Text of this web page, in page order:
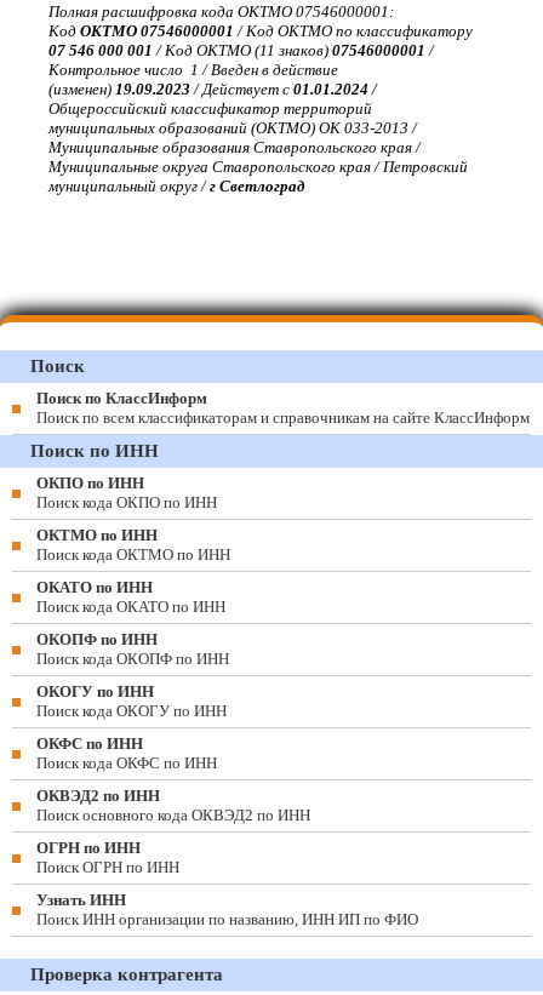
Полная расшифровка кода ОКТМО 07546000001:
Код ОКТМО 07546000001 / Код ОКТМО по классификатору
07 546 000 001 / Код ОКТМО (11 знаков) 07546000001 /
Контрольное число 1 / Введен в действие
(изменен) 19.09.2023 / Действует с 01.01.2024 /
Общероссийский классификатор территорий
муниципальных образований (ОКТМО) ОК 033-2013 /
Муниципальные образования Ставропольского края /
Муниципальные округа Ставропольского края / Петровский
муниципальный округ /г Светлоград
Поиск
Поиск по КлассИнформ
Поиск по всем классификаторам и справочникам на сайте КлассИнформ
Поиск по ИНН
ОКПО по ИНН
Поиск кода ОКПО по ИНН
ОКТМО по ИНН
Поиск кода ОКТМО по ИНН
ОКАТО по ИНН
Поиск кода ОКАТО по ИНН
ОКОПФ по ИНН
Поиск кода ОКОПФ по ИНН
ОКОГУ по ИНН
Поиск кода ОКОГУ по ИНН
ОКФС по ИНН
Поиск кода ОКФС по ИНН
ОКВЭД2 по ИНН
Поиск основного кода ОКВЭД2 по ИНН
ОГРН по ИНН
Поиск ОГРН по ИНН
Узнать ИНН
Поиск ИНН организации по названию, ИНН ИП по ФИО
Проверка контрагента